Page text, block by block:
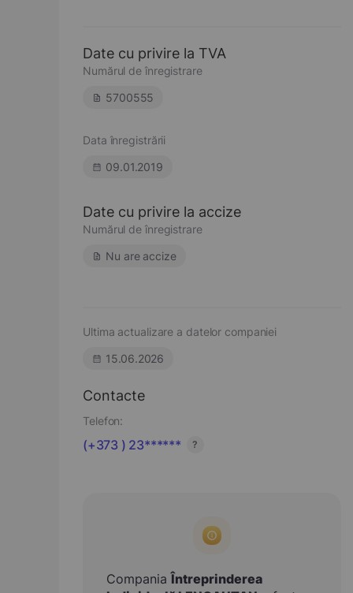
Date cu privire la TVA
Numărul de înregistrare
5700555
Data înregistrării
09.01.2019
Date cu privire la accize
Numărul de înregistrare
Nu are accize
Ultima actualizare a datelor companiei
15.06.2026
Contacte
Telefon:
(+373 ) 23****** ?
CompaniaÎntreprinderea